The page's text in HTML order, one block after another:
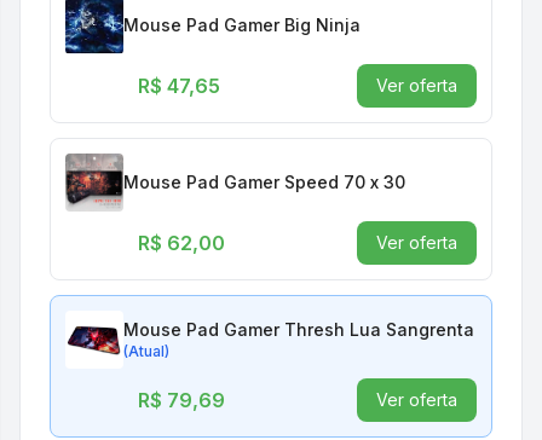
Mouse Pad Gamer Big Ninja
R$ 47,65 Ver oferta
Mouse Pad Gamer Speed 70 x 30
R$ 62,00 Ver oferta
Mouse Pad Gamer Thresh Lua Sangrenta
(Atual)
R$ 79,69 Ver oferta